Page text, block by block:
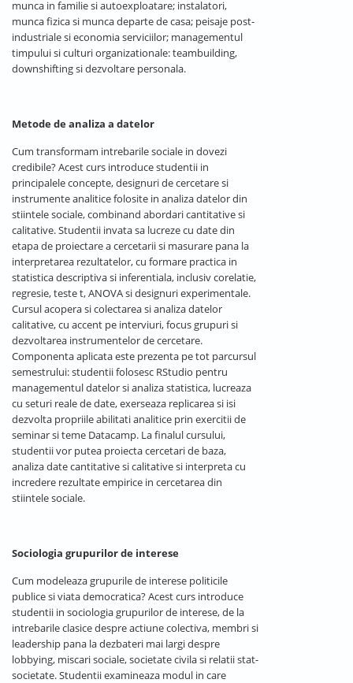
munca in familie si autoexploatare; instalatori,
munca fizica si munca departe de casa; peisaje post-
industriale si economia serviciilor; managementul
timpului si culturi organizationale: teambuilding,
downshifting si dezvoltare personala.
Metode de analiza a datelor
Cum transformam intrebarile sociale in dovezi
credibile? Acest curs introduce studentii in
principalele concepte, designuri de cercetare si
instrumente analitice folosite in analiza datelor din
stiintele sociale, combinand abordari cantitative si
calitative. Studentii invata sa lucreze cu date din
etapa de proiectare a cercetarii si masurare pana la
interpretarea rezultatelor, cu formare practica in
statistica descriptiva si inferentiala, inclusiv corelatie,
regresie, teste t, ANOVA si designuri experimentale.
Cursul acopera si colectarea si analiza datelor
calitative, cu accent pe interviuri, focus grupuri si
dezvoltarea instrumentelor de cercetare.
Componenta aplicata este prezenta pe tot parcursul
semestrului: studentii folosesc RStudio pentru
managementul datelor si analiza statistica, lucreaza
cu seturi reale de date, exerseaza replicarea si isi
dezvolta propriile abilitati analitice prin exercitii de
seminar si teme Datacamp. La finalul cursului,
studentii vor putea proiecta cercetari de baza,
analiza date cantitative si calitative si interpreta cu
incredere rezultate empirice in cercetarea din
stiintele sociale.
Sociologia grupurilor de interese
Cum modeleaza grupurile de interese politicile
publice si viata democratica? Acest curs introduce
studentii in sociologia grupurilor de interese, de la
intrebarile clasice despre actiune colectiva, membri si
leadership pana la dezbateri mai largi despre
lobbying, miscari sociale, societate civila si relatii stat-
societate. Studentii examineaza modul in care